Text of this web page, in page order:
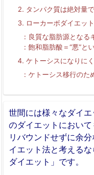
タンパク質は絶対量
ローカーボダイエッ
良質な脂肪源となる
飽和脂肪酸＝“悪”と
ケトーシスになりに
ケトーシス移行のた
世間には様々なダイ
のダイエットにおいて
リバウンドせずに余
イエット法と考える
ダイエット」です。